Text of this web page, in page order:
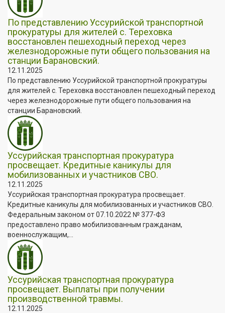
По представлению Уссурийской транспортной
прокуратуры для жителей с. Тереховка
восстановлен пешеходный переход через
железнодорожные пути общего пользования на
станции Барановский.
12.11.2025
По представлению Уссурийской транспортной прокуратуры
для жителей с. Тереховка восстановлен пешеходный переход
через железнодорожные пути общего пользования на
станции Барановский.
Уссурийская транспортная прокуратура
просвещает. Кредитные каникулы для
мобилизованных и участников СВО.
12.11.2025
Уссурийская транспортная прокуратура просвещает.
Кредитные каникулы для мобилизованных и участников СВО.
Федеральным законом от 07.10.2022 № 377-ФЗ
предоставлено право мобилизованным гражданам,
военнослужащим,...
Уссурийская транспортная прокуратура
просвещает. Выплаты при получении
производственной травмы.
12.11.2025